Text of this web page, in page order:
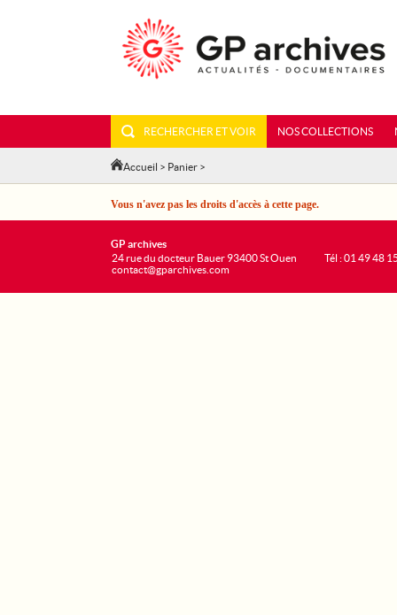
RECHERCHER ET VOIR NOS COLLECTIONS
Accueil > Panier >
Vous n'avez pas les droits d'accès à cette page.
GP archives
24 rue du docteur Bauer 93400 St Ouen
contact@gparchives.com
Tél : 01 49 48